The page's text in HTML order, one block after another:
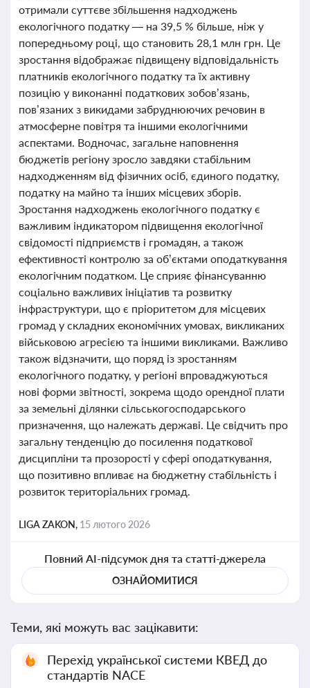
отримали суттєве збільшення надходжень
екологічного податку — на 39,5 % більше, ніж у
попередньому році, що становить 28,1 млн грн. Це
зростання відображає підвищену відповідальність
платників екологічного податку та їх активну
позицію у виконанні податкових зобов’язань,
пов’язаних з викидами забруднюючих речовин в
атмосферне повітря та іншими екологічними
аспектами. Водночас, загальне наповнення
бюджетів регіону зросло завдяки стабільним
надходженням від фізичних осіб, єдиного податку,
податку на майно та інших місцевих зборів.
Зростання надходжень екологічного податку є
важливим індикатором підвищення екологічної
свідомості підприємств і громадян, а також
ефективності контролю за об’єктами оподаткування
екологічним податком. Це сприяє фінансуванню
соціально важливих ініціатив та розвитку
інфраструктури, що є пріоритетом для місцевих
громад у складних економічних умовах, викликаних
військовою агресією та іншими викликами. Важливо
також відзначити, що поряд із зростанням
екологічного податку, у регіоні впроваджуються
нові форми звітності, зокрема щодо орендної плати
за земельні ділянки сільськогосподарського
призначення, що належать державі. Це свідчить про
загальну тенденцію до посилення податкової
дисципліни та прозорості у сфері оподаткування,
що позитивно впливає на бюджетну стабільність і
розвиток територіальних громад.
LIGA ZAKON, 15 лютого 2026
Повний AI-підсумок дня та статті-джерела
ОЗНАЙОМИТИСЯ
Теми, які можуть вас зацікавити:
Перехід української системи КВЕД до
стандартів NACE